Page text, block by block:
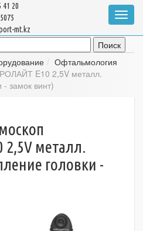
Toggle
41 20
mt.kz
Офтальмология
E10 2,5V металл.
- замок винт)
металл.
головки -